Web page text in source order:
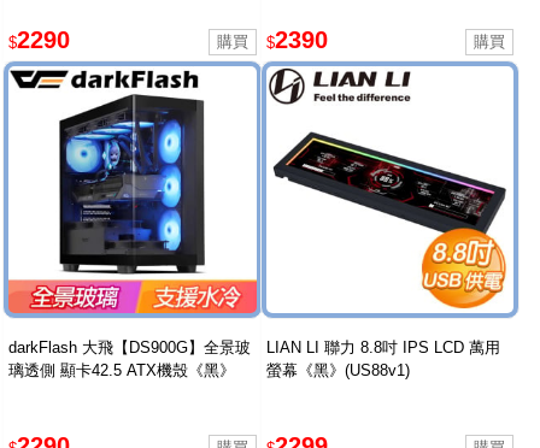
$2290 $2390
darkFlash 大飛【DS900G】全景玻
璃透側 顯卡42.5 ATX機殼《黑》
LIAN LI 聯力 8.8吋 IPS LCD 萬用
螢幕《黑》(US88v1)